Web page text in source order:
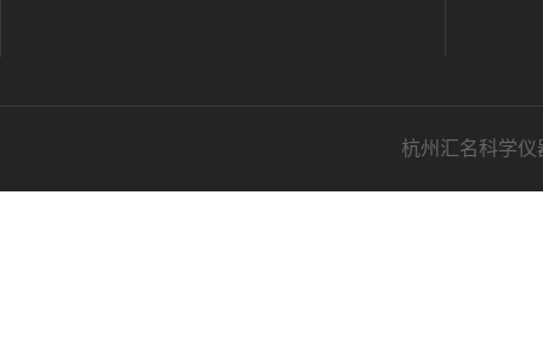
杭州汇名科学仪